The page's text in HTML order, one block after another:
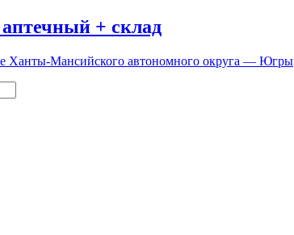
аптечный + склад
Ханты-Мансийского автономного округа — Югры